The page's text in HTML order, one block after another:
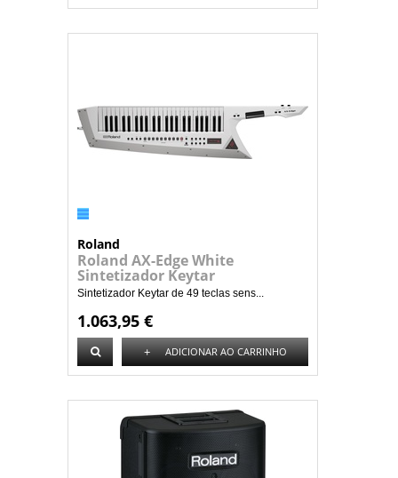
Roland
Roland AX-Edge White
Sintetizador Keytar
Sintetizador Keytar de 49 teclas sens...
1.063,95 €
+ ADICIONAR AO CARRINHO